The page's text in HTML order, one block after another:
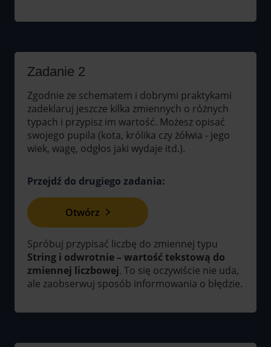
Zadanie 2
Zgodnie ze schematem i dobrymi praktykami
zadeklaruj jeszcze kilka zmiennych o różnych
typach i przypisz im wartość. Możesz opisać
swojego pupila (kota, królika czy żółwia - jego
wiek, wagę, odgłos jaki wydaje itd.).
Przejdź do drugiego zadania:
Otwórz
Spróbuj przypisać liczbę do zmiennej typu
String i odwrotnie – wartość tekstową do
zmiennej liczbowej. To się oczywiście nie uda,
ale zaobserwuj sposób informowania o błędzie.